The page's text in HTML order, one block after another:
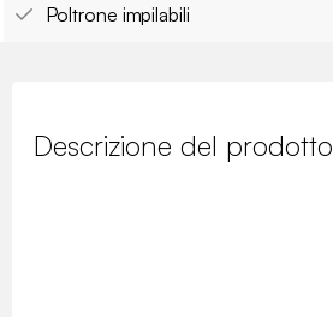
Poltrone impilabili
Descrizione del prodotto